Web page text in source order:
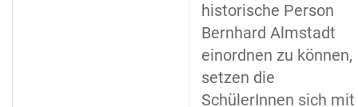
historische Person
Bernhard Almstadt
einordnen zu können,
setzen die
SchülerInnen sich mit